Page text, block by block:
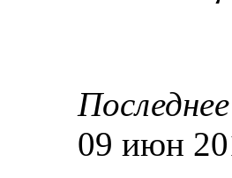
09 июн